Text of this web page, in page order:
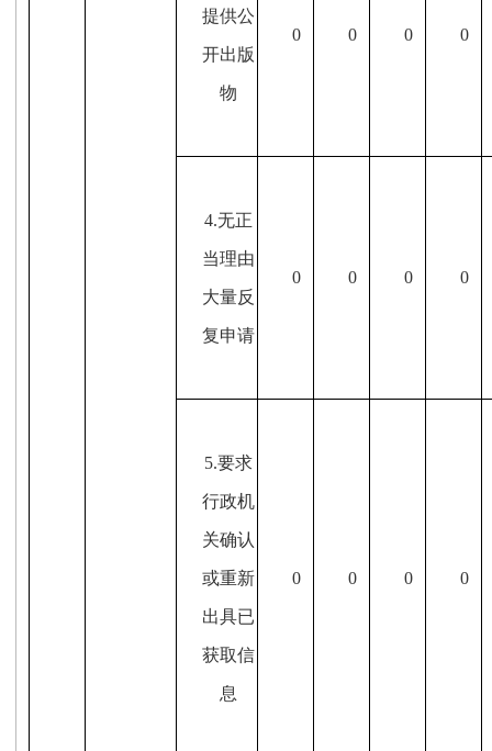
提供公
开出版
物
0 0 0 0
4.无正
当理由
大量反
复申请
0 0 0 0
5.要求
行政机
关确认
或重新
出具已
获取信
息
0 0 0 0